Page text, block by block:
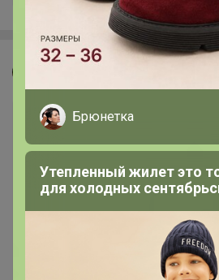
Брюнетка
Утепленный жилет это
для холодных